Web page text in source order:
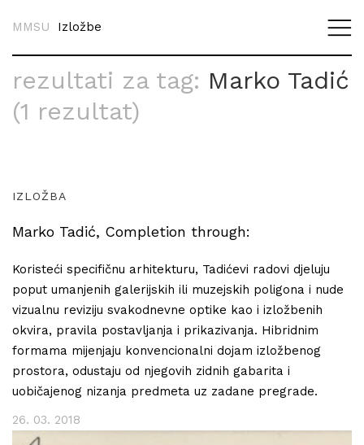
MMSU Izložbe
rezultati za tag: Marko Tadić
(1 rezultat)
IZLOŽBA
Marko Tadić, Completion through:
Koristeći specifičnu arhitekturu, Tadićevi radovi djeluju
poput umanjenih galerijskih ili muzejskih poligona i nude
vizualnu reviziju svakodnevne optike kao i izložbenih
okvira, pravila postavljanja i prikazivanja. Hibridnim
formama mijenjaju konvencionalni dojam izložbenog
prostora, odustaju od njegovih zidnih gabarita i
uobičajenog nizanja predmeta uz zadane pregrade.
26. 03. 2018